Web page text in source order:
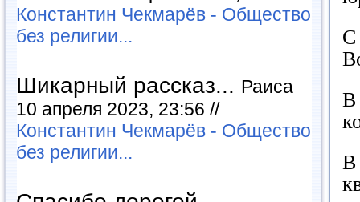
Константин Чекмарёв - Общество
без религии...
Шикарный рассказ... Раиса
10 апреля 2023, 23:56 //
Константин Чекмарёв - Общество
без религии...
С
В
В